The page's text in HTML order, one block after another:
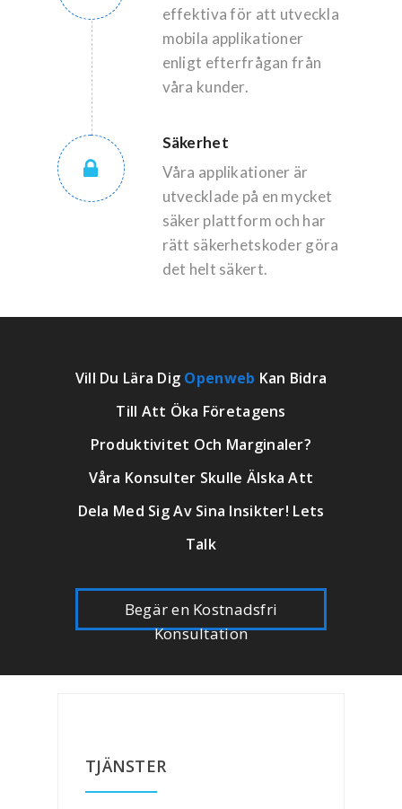
effektiva för att utveckla
mobila applikationer
enligt efterfrågan från
våra kunder.
Säkerhet
Våra applikationer är
utvecklade på en mycket
säker plattform och har
rätt säkerhetskoder göra
det helt säkert.
Vill Du Lära Dig Openweb Kan Bidra
Till Att Öka Företagens
Produktivitet Och Marginaler?
Våra Konsulter Skulle Älska Att
Dela Med Sig Av Sina Insikter! Lets
Talk
Begär en Kostnadsfri
Konsultation
TJÄNSTER